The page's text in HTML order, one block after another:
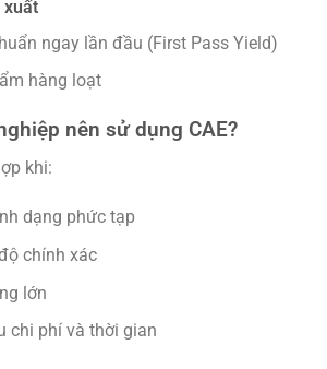
xuất
ngay lần đầu (First Pass Yield)
hàng loạt
nên sử dụng CAE?
khi:
dạng phức tạp
chính xác
lớn
chi phí và thời gian